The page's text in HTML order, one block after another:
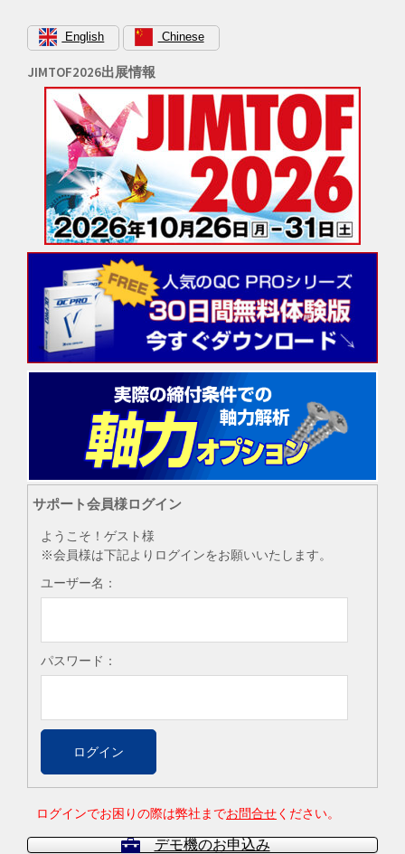
English Chinese
JIMTOF2026出展情報
サポート会員様ログイン
ようこそ！ゲスト様
※会員様は下記よりログインをお願いいたします。
ユーザー名：
パスワード：
ログインでお困りの際は弊社までお問合せください。
デモ機のお申込み